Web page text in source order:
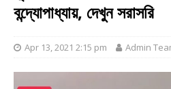
বন্দ্যোপাধ্যায়, দেখুন সরাসরি
Apr 13, 2021 2:15 pm Admin